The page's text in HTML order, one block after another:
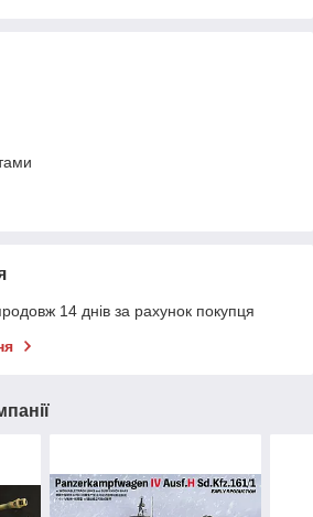
14 днів за рахунок покупця